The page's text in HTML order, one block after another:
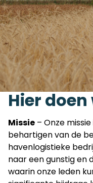
Hier
Missie – Onze
behartigen van de
havenlogistieke
naar een gunstig en
waarin onze leden